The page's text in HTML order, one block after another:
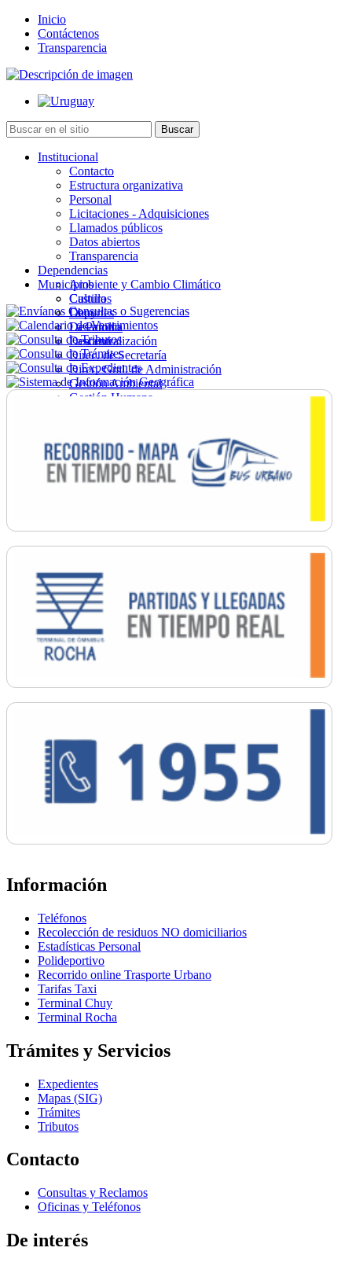
Inicio
Contáctenos
Transparencia
Institucional
Contacto
Estructura organizativa
Personal
Licitaciones - Adquisiciones
Llamados públicos
Datos abiertos
Transparencia
Dependencias
Ambiente y Cambio Climático
Cultura
Deportes
Desarrollo
Descentralización
Direc. de Secretaría
Direc. Gral. de Administración
Gestión Ambiental
Gestión Humana
Ordenamiento
Promoción Social
Salud
Secretaría General
Municipios
Castillos
Chuy
La Paloma
Lascano
Información
Teléfonos
Recolección de residuos NO domiciliarios
Estadísticas Personal
Polideportivo
Recorrido online Trasporte Urbano
Tarifas Taxi
Terminal Chuy
Terminal Rocha
Trámites y Servicios
Expedientes
Mapas (SIG)
Trámites
Tributos
Contacto
Consultas y Reclamos
Oficinas y Teléfonos
De interés